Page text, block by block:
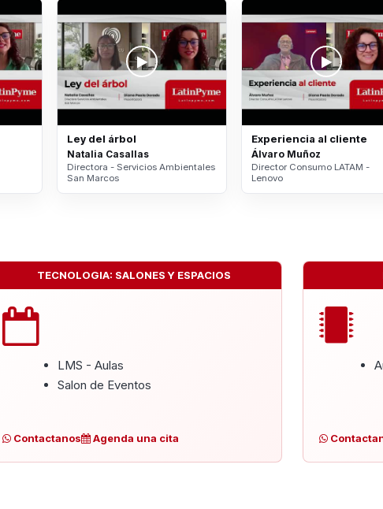
Ley del árbol
Natalia Casallas
Directora - Servicios Ambientales
San Marcos
Experiencia al cliente
Álvaro Muñoz
Director Consumo LATAM -
Lenovo
TECNOLOGIA: SALONES Y ESPACIOS
LMS - Aulas
Salon de Eventos
Contactanos Agenda una cita